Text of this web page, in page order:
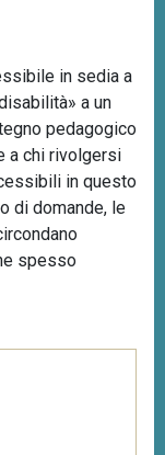
in sedia a
a un
pedagogico
a chi rivolgersi
in questo
di domande, le
spesso